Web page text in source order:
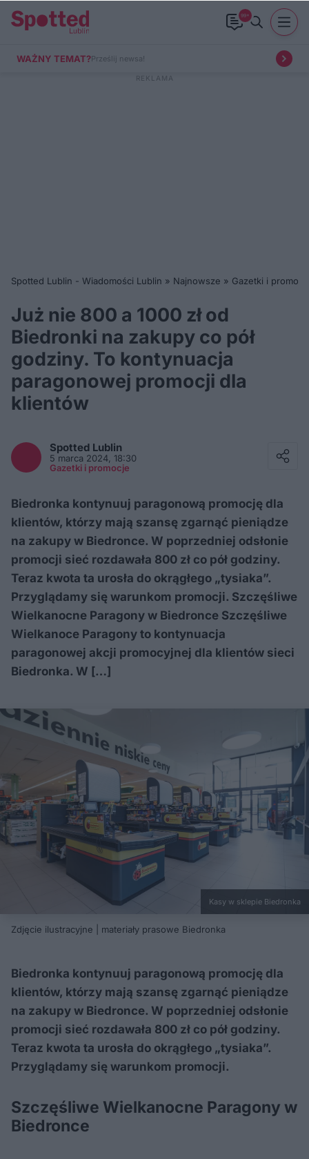
99+
WAŻNY TEMAT?Prześlij newsa!
Spotted Lublin - Wiadomości Lublin » Najnowsze » Gazetki i
Już nie 800 a 1000 zł od
Biedronki na zakupy co pół
godziny. To kontynuacja
paragonowej promocji dla
klientów
Spotted Lublin
5 marca 2024, 18:30
Gazetki i promocje
Biedronka kontynuuj paragonową promocję dla
klientów, którzy mają szansę zgarnąć pieniądze
na zakupy w Biedronce. W poprzedniej odsłonie
promocji sieć rozdawała 800 zł co pół godziny.
Teraz kwota ta urosła do okrągłego „tysiaka”.
Przyglądamy się warunkom promocji. Szczęśliwe
Wielkanocne Paragony w Biedronce Szczęśliwe
Wielkanoce Paragony to kontynuacja
paragonowej akcji promocyjnej dla klientów sieci
Biedronka. W […]
Kasy w sklepie Biedronka
Zdjęcie ilustracyjne | materiały prasowe Biedronka
Biedronka kontynuuj paragonową promocję dla
klientów, którzy mają szansę zgarnąć pieniądze
na zakupy w Biedronce. W poprzedniej odsłonie
promocji sieć rozdawała 800 zł co pół godziny.
Teraz kwota ta urosła do okrągłego „tysiaka”.
Przyglądamy się warunkom promocji.
Szczęśliwe Wielkanocne Paragony w
Biedronce